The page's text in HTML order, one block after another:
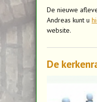
De nieuwe
Andreas kunt u
website.
De